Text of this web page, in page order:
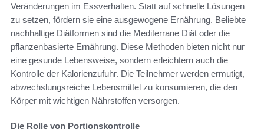
Veränderungen im Essverhalten. Statt auf schnelle Lösungen
zu setzen, fördern sie eine ausgewogene Ernährung. Beliebte
nachhaltige Diätformen sind die Mediterrane Diät oder die
pflanzenbasierte Ernährung. Diese Methoden bieten nicht nur
eine gesunde Lebensweise, sondern erleichtern auch die
Kontrolle der Kalorienzufuhr. Die Teilnehmer werden ermutigt,
abwechslungsreiche Lebensmittel zu konsumieren, die den
Körper mit wichtigen Nährstoffen versorgen.
Die Rolle von Portionskontrolle